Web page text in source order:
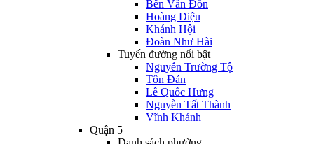
Bến Vân Đồn
Hoàng Diệu
Khánh Hội
Đoàn Như Hài
Tuyến đường nổi bật
Nguyễn Trường Tộ
Tôn Đản
Lê Quốc Hưng
Nguyễn Tất Thành
Vĩnh Khánh
Quận 5